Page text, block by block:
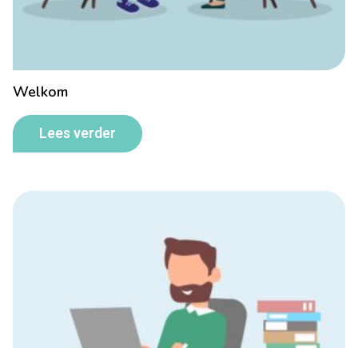
Welkom
Lees verder